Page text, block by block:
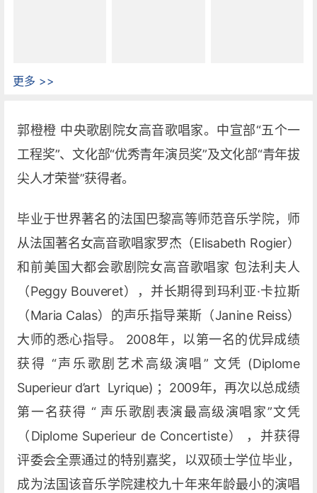
更多 >>
郭橙橙 中央歌剧院女高音歌唱家。中宣部“五个一
工程奖”、文化部“优秀青年演员奖”及文化部“青年拔
尖人才荣誉”获得者。
毕业于世界著名的法国巴黎高等师范音乐学院，师
从法国著名女高音歌唱家罗杰（Elisabeth Rogier）
和前美国大都会歌剧院女高音歌唱家 包法利夫人
（Peggy Bouveret），并长期得到玛利亚·卡拉斯
（Maria Calas）的声乐指导莱斯（Janine Reiss）
大师的悉心指导。 2008年，以第一名的优异成绩
获得 “声乐歌剧艺术高级演唱” 文凭 (Diplome
Superieur d’art Lyrique) ；2009年，再次以总成绩
第一名获得 “ 声乐歌剧表演最高级演唱家”文凭
（Diplome Superieur de Concertiste） ，并获得
评委会全票通过的特别嘉奖，以双硕士学位毕业，
成为法国该音乐学院建校九十年来年龄最小的演唱